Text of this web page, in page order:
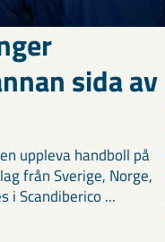
sida av
uppleva handboll på
från Sverige, Norge,
i Scandiberico ...